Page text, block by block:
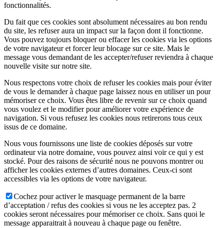
fonctionnalités.
Du fait que ces cookies sont absolument nécessaires au bon rendu
du site, les refuser aura un impact sur la façon dont il fonctionne.
Vous pouvez toujours bloquer ou effacer les cookies via les options
de votre navigateur et forcer leur blocage sur ce site. Mais le
message vous demandant de les accepter/refuser reviendra à chaque
nouvelle visite sur notre site.
Nous respectons votre choix de refuser les cookies mais pour éviter
de vous le demander à chaque page laissez nous en utiliser un pour
mémoriser ce choix. Vous êtes libre de revenir sur ce choix quand
vous voulez et le modifier pour améliorer votre expérience de
navigation. Si vous refusez les cookies nous retirerons tous ceux
issus de ce domaine.
Nous vous fournissons une liste de cookies déposés sur votre
ordinateur via notre domaine, vous pouvez ainsi voir ce qui y est
stocké. Pour des raisons de sécurité nous ne pouvons montrer ou
afficher les cookies externes d’autres domaines. Ceux-ci sont
accessibles via les options de votre navigateur.
Cochez pour activer le masquage permanent de la barre
d’acceptation / refus des cookies si vous ne les acceptez pas. 2
cookies seront nécessaires pour mémoriser ce choix. Sans quoi le
message apparaitrait à nouveau à chaque page ou fenêtre.